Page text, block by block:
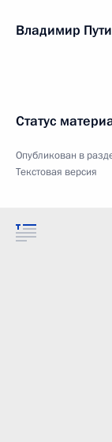
Владимир
Статус
Опубликован в
Текстовая версия